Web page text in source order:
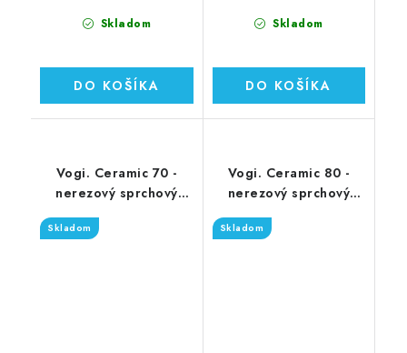
Skladom
DO KOŠÍKA
Skladom
DO KOŠÍKA
Vogi. Ceramic 70 -
nerezový sprchový
Skladom
Vogi. Ceramic 80 -
nerezový sprchový
Skladom